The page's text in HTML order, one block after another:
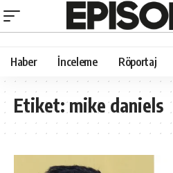
Haber İnceleme Röportaj
Etiket:mike daniels